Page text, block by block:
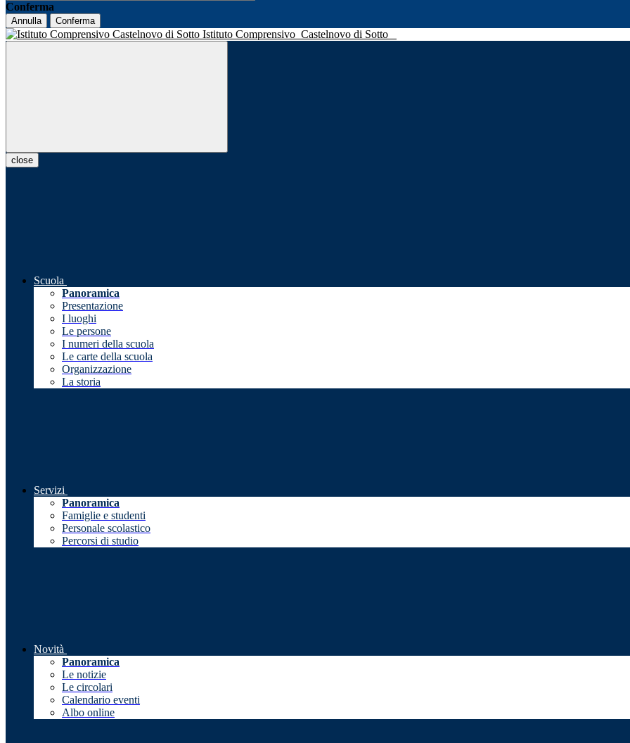
Conferma
Annulla Conferma
Istituto Comprensivo Castelnovo di Sotto
close
Scuola
Panoramica
Presentazione
I luoghi
Le persone
I numeri della scuola
Le carte della scuola
Organizzazione
La storia
Servizi
Panoramica
Famiglie e studenti
Personale scolastico
Percorsi di studio
Novità
Panoramica
Le notizie
Le circolari
Calendario eventi
Albo online